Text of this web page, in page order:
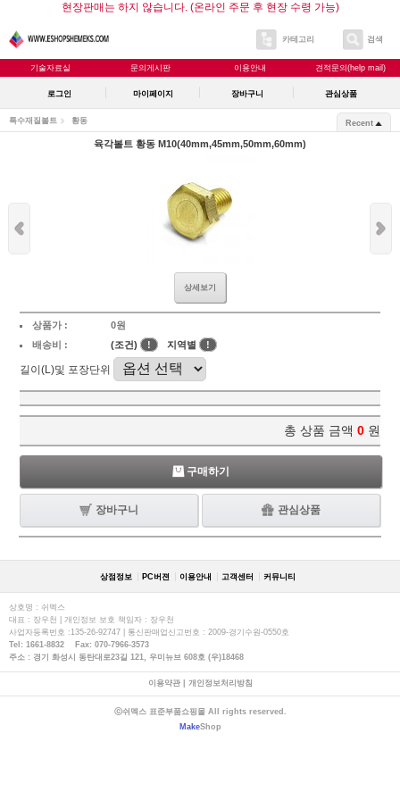
현장판매는 하지 않습니다. (온라인 주문 후 현장 수령 가능)
카테고리 검색
기술자료실 문의게시판 이용안내 견적문의(help mail)
로그인 마이페이지 장바구니 관심상품
특수재질볼트 황동 Recent
육각볼트 황동 M10(40mm,45mm,50mm,60mm)
상세보기
상품가 :
0원
배송비 :
(조건) ! 지역별 !
길이(L)및 포장단위
총 상품 금액 0 원
구매하기
장바구니 관심상품
상점정보 PC버젼 이용안내 고객센터 커뮤니티
상호명 : 쉬멕스
대표 : 장우천 | 개인정보 보호 책임자 : 장우천
사업자등록번호 :135-26-92747 | 통신판매업신고번호 : 2009-경기수원-0550호
Tel: 1661-8832 Fax: 070-7966-3573
주소 : 경기 화성시 동탄대로23길 121, 우미뉴브 608호 (우)18468
이용약관| 개인정보처리방침
ⓒ쉬멕스 표준부품쇼핑몰 All rights reserved.
MakeShop